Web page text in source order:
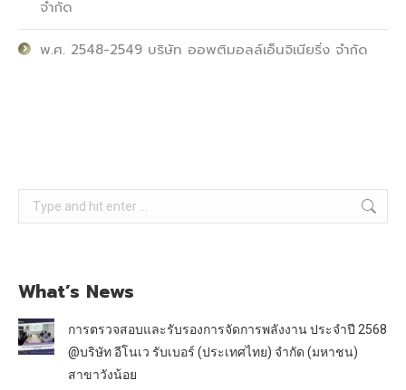
จำกัด
พ.ศ. 2548-2549 บริษัท ออพติมอลล์เอ็นจิเนียริ่ง จำกัด
Search:
What’s News
การตรวจสอบและรับรองการจัดการพลังงาน ประจำปี 2568
@บริษัท อีโนเว รับเบอร์ (ประเทศไทย) จำกัด (มหาชน)
สาขาวังน้อย